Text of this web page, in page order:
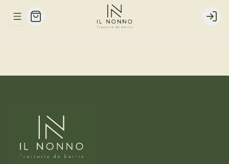
Abrir menu de navegación Login